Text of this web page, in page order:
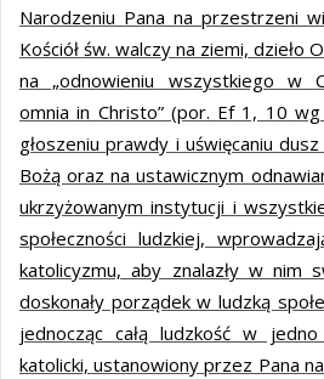
Narodzeniu Pana na przestrzeni
Kościół św. walczy na ziemi, dzieło
na „odnowieniu wszystkiego w
omnia in Christo” (por. Ef 1, 10
głoszeniu prawdy i uświęcaniu
Bożą oraz na ustawicznym
ukrzyżowanym instytucji i
społeczności ludzkiej,
katolicyzmu, aby znalazły w nim
doskonały porządek w ludzką
jednocząc całą ludzkość w
katolicki, ustanowiony przez Pana